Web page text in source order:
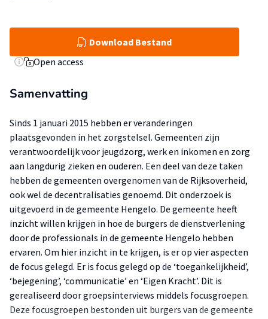
Download Bestand
Open access
Samenvatting
Sinds 1 januari 2015 hebben er veranderingen
plaatsgevonden in het zorgstelsel. Gemeenten zijn
verantwoordelijk voor jeugdzorg, werk en inkomen en zorg
aan langdurig zieken en ouderen. Een deel van deze taken
hebben de gemeenten overgenomen van de Rijksoverheid,
ook wel de decentralisaties genoemd. Dit onderzoek is
uitgevoerd in de gemeente Hengelo. De gemeente heeft
inzicht willen krijgen in hoe de burgers de dienstverlening
door de professionals in de gemeente Hengelo hebben
ervaren. Om hier inzicht in te krijgen, is er op vier aspecten
de focus gelegd. Er is focus gelegd op de ‘toegankelijkheid’,
‘bejegening’, ‘communicatie’ en ‘Eigen Kracht’. Dit is
gerealiseerd door groepsinterviews middels focusgroepen.
Deze focusgroepen bestonden uit burgers van de gemeente